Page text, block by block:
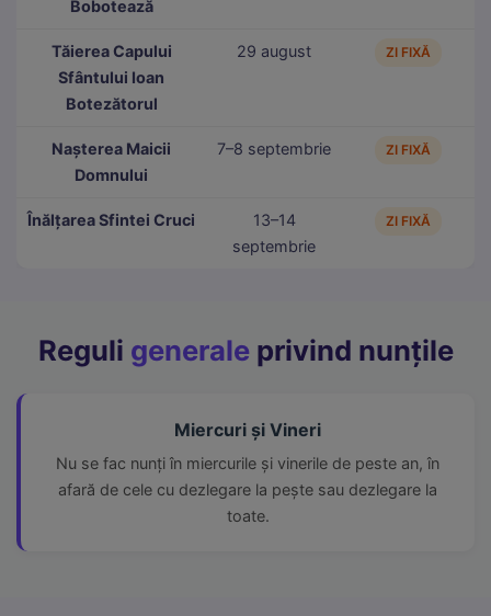
Bobotează
Tăierea Capului
Sfântului Ioan
Botezătorul
29 august ZI FIXĂ
Nașterea Maicii
Domnului
7–8 septembrie ZI FIXĂ
Înălțarea Sfintei Cruci
13–14
septembrie
ZI FIXĂ
Reguli generaleprivind nunțile
Miercuri și Vineri
Nu se fac nunți în miercurile și vinerile de peste an, în
afară de cele cu dezlegare la pește sau dezlegare la
toate.